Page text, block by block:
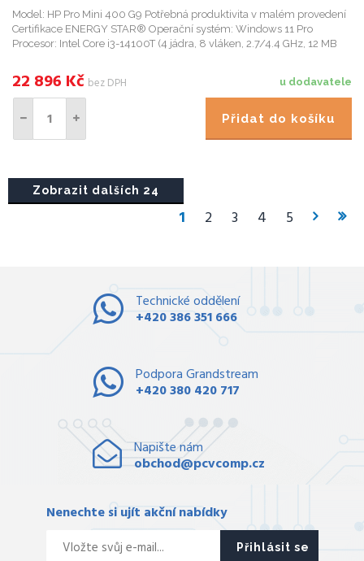
Model: HP Pro Mini 400 G9 Potřebná produktivita v malém provedení
Certifikace ENERGY STAR® Operační systém: Windows 11 Pro
Procesor: Intel Core i3-14100T (4 jádra, 8 vláken, 2.7/4.4 GHz, 12 MB
u dodavatele
22 896 Kč bez DPH
Přidat do košíku
Zobrazit dalších 24
1 2 3 4 5
Technické oddělení
+420 386 351 666
Podpora Grandstream
+420 380 420 717
Napište nám
obchod@pcvcomp.cz
Nenechte si ujít akční nabídky
Přihlásit se